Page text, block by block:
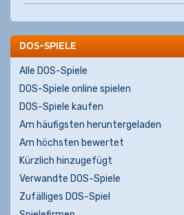
DOS-SPIELE
Alle DOS-Spiele
DOS-Spiele online spielen
DOS-Spiele kaufen
Am häufigsten heruntergeladen
Am höchsten bewertet
Kürzlich hinzugefügt
Verwandte DOS-Spiele
Zufälliges DOS-Spiel